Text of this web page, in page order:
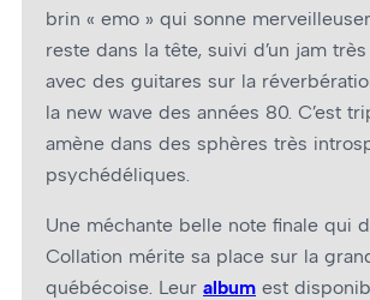
brin « emo » qui sonne
reste dans la tête, suivi d’un jam
avec des guitares sur la
la new wave des années 80. C’est
amène dans des sphères très
psychédéliques.
Une méchante belle note finale qui
Collation mérite sa place sur la
québécoise. Leur album est